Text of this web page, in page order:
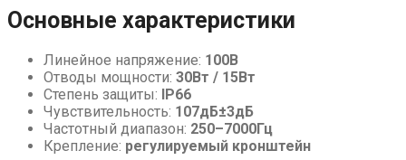
Основные характеристики
Линейное напряжение: 100В
Отводы мощности: 30Вт / 15Вт
Степень защиты:
IP66
Чувствительность: 107дБ±3дБ
Частотный диапазон: 250–7000Гц
Крепление: регулируемый кронштейн